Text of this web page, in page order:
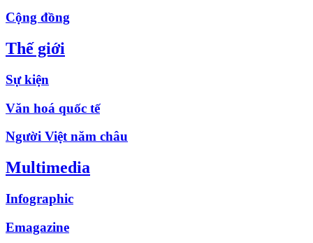
Cộng đồng
Thế giới
Sự kiện
Văn hoá quốc tế
Người Việt năm châu
Multimedia
Infographic
Emagazine